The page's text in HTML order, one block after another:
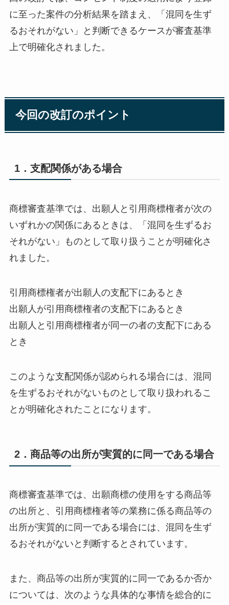
に至った案件の分析結果を踏まえ、「混同を生ず
るおそれがない」と判断できるケースが審査基準
上で明確化されました。
今回の改訂のポイント
1．支配関係がある場合
商標審査基準では、出願人と引用商標権者が次の
いずれかの関係にあるときは、「混同を生ずるお
それがない」ものとして取り扱うことが明確化さ
れました。
引用商標権者が出願人の支配下にあるとき
出願人が引用商標権者の支配下にあるとき
出願人と引用商標権者が同一の者の支配下にある
とき
このような支配関係が認められる場合には、混同
を生ずるおそれがないものとして取り扱われるこ
とが明確化されたことになります。
2．商品等の出所が実質的に同一である場合
商標審査基準では、出願商標の使用をする商品等
の出所と、引用商標権者等の業務に係る商品等の
出所が実質的に同一である場合には、混同を生ず
るおそれがないと判断するとされています。
また、商品等の出所が実質的に同一であるか否か
については、次のような具体的な事情を総合的に